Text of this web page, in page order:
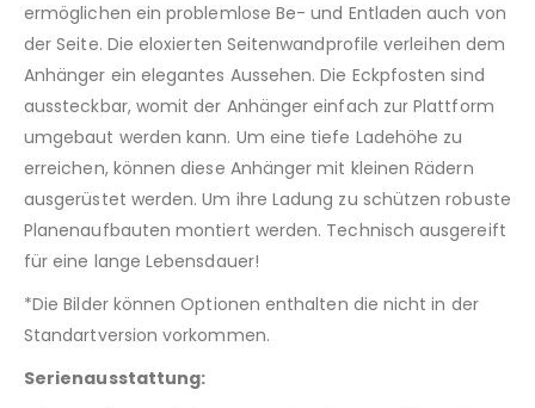
ermöglichen ein problemlose Be- und Entladen auch von
der Seite. Die eloxierten Seitenwandprofile verleihen dem
Anhänger ein elegantes Aussehen. Die Eckpfosten sind
aussteckbar, womit der Anhänger einfach zur Plattform
umgebaut werden kann. Um eine tiefe Ladehöhe zu
erreichen, können diese Anhänger mit kleinen Rädern
ausgerüstet werden. Um ihre Ladung zu schützen robuste
Planenaufbauten montiert werden. Technisch ausgereift
für eine lange Lebensdauer!
*Die Bilder können Optionen enthalten die nicht in der
Standartversion vorkommen.
Serienausstattung: